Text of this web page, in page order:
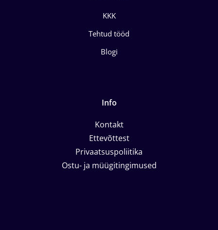
KKK
Tehtud tööd
Blogi
Info
Kontakt
Ettevõttest
Privaatsuspoliitika
Ostu- ja müügitingimused